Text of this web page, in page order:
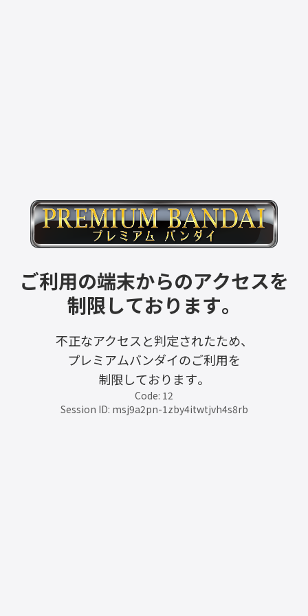
ご利用の端末からのアクセスを
制限しております。
不正なアクセスと判定されたため、
プレミアムバンダイのご利用を
制限しております。
Code: 12
Session ID: msj9a2pn-1zby4itwtjvh4s8rb